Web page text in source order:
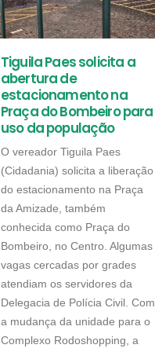
Tiguila Paes solicita a
abertura de
estacionamento na
Praça do Bombeiro para
uso da população
O vereador Tiguila Paes
(Cidadania) solicita a liberação
do estacionamento na Praça
da Amizade, também
conhecida como Praça do
Bombeiro, no Centro. Algumas
vagas cercadas por grades
atendiam os servidores da
Delegacia de Polícia Civil. Com
a mudança da unidade para o
Complexo Rodoshopping, a